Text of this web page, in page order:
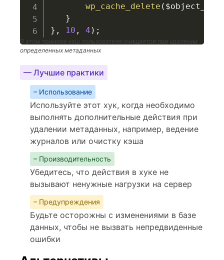
wp_cache_delete ( $object_id
}
} , 10 , 4 ) ;
В этом примере кэш пользователя очищается при удалении
определенных метаданных
— Лучшие практики
– Использование
Используйте этот хук, когда необходимо
выполнять дополнительные действия при
удалении метаданных, например, ведение
журналов или очистку кэша
– Производительность
Убедитесь, что действия в хуке не
вызывают ненужные нагрузки на сервер
– Предупреждения
Будьте осторожны с изменениями в базе
данных, чтобы не вызвать непредвиденные
ошибки